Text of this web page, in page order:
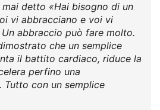
mai detto «Hai bisogno di un
vi abbracciano e voi vi
abbraccio può fare molto.
che un semplice
il battito cardiaco, riduce la
perfino una
Tutto con un semplice